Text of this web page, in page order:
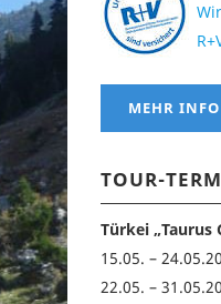
MEHR
TOUR-
Türkei „Taurus
15.05. –
22.05. –